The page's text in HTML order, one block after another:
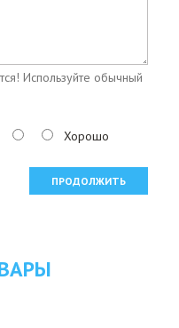
Используйте обычный
Хорошо
ПРОДОЛЖИТЬ